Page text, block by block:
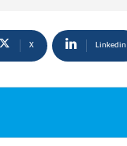
X Linkedin